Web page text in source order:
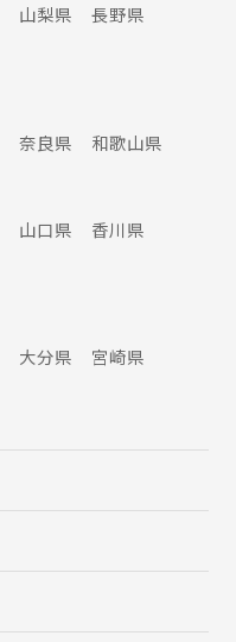
山梨県
長野県
奈良県 和歌山県
山口県
香川県
大分県
宮崎県